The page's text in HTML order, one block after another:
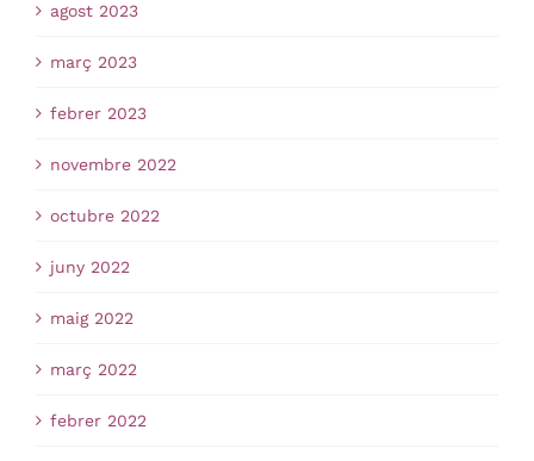
agost 2023
març 2023
febrer 2023
novembre 2022
octubre 2022
juny 2022
maig 2022
març 2022
febrer 2022